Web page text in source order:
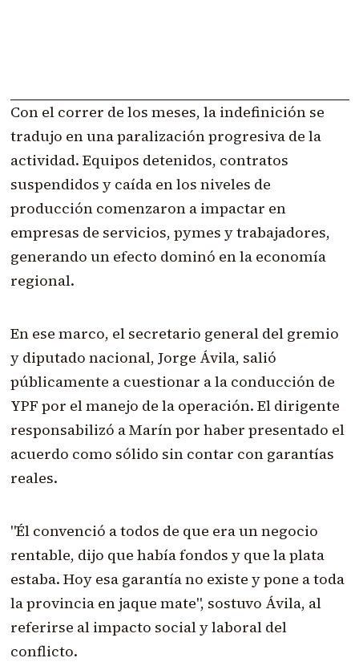
Con el correr de los meses, la indefinición se
tradujo en una paralización progresiva de la
actividad. Equipos detenidos, contratos
suspendidos y caída en los niveles de
producción comenzaron a impactar en
empresas de servicios, pymes y trabajadores,
generando un efecto dominó en la economía
regional.
En ese marco, el secretario general del gremio
y diputado nacional, Jorge Ávila, salió
públicamente a cuestionar a la conducción de
YPF por el manejo de la operación. El dirigente
responsabilizó a Marín por haber presentado el
acuerdo como sólido sin contar con garantías
reales.
"Él convenció a todos de que era un negocio
rentable, dijo que había fondos y que la plata
estaba. Hoy esa garantía no existe y pone a toda
la provincia en jaque mate", sostuvo Ávila, al
referirse al impacto social y laboral del
conflicto.